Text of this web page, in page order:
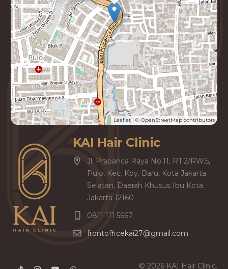
KAI Hair Clinic
Jl. Prapanca Raya No.11, RT.2/RW.5,
Pulo, Kec. Kby. Baru, Kota Jakarta
Selatan, Daerah Khusus Ibu Kota
Jakarta 12160
0811 111 5667
frontofficekai27@gmail.com
Leaflet| ©OpenStreetMapcontributors
© 2026 KAI Hair Clinic.